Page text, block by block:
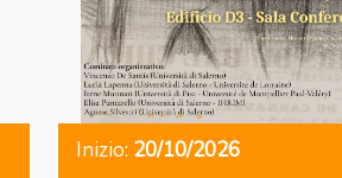
Inizio: 20/10/2026